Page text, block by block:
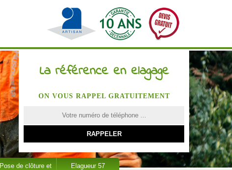
La référence en elagage
ON VOUS RAPPEL GRATUITEMENT
Pose de clôture et
Elagueur 57